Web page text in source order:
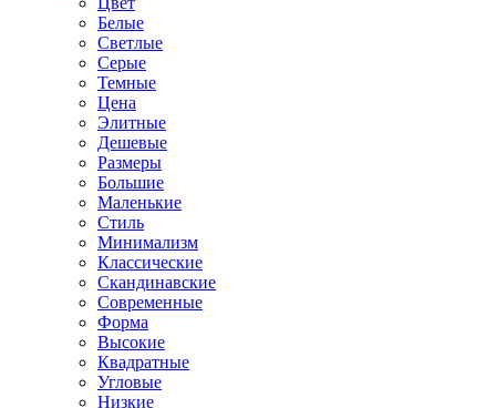
Белые
Светлые
Серые
Темные
Цена
Элитные
Дешевые
Размеры
Большие
Маленькие
Стиль
Минимализм
Классические
Скандинавские
Современные
Форма
Высокие
Квадратные
Угловые
Низкие